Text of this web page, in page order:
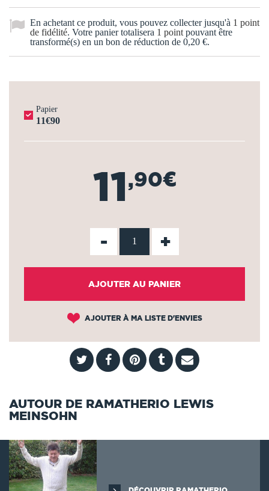
En achetant ce produit, vous pouvez collecter jusqu'à 1 point
de fidélité. Votre panier totalisera 1 point pouvant être
transformé(s) en un bon de réduction de 0,20 €.
Papier
11€90
11,90€
- +
AJOUTER AU PANIER
AJOUTER À MA LISTE D'ENVIES
AUTOUR DE RAMATHERIO LEWIS
MEINSOHN